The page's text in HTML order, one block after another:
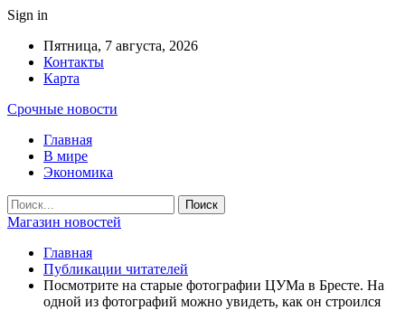
Sign in
Пятница, 7 августа, 2026
Контакты
Карта
Срочные новости
Главная
В мире
Экономика
Магазин новостей
Главная
Публикации читателей
Посмотрите на старые фотографии ЦУМа в Бресте. На
одной из фотографий можно увидеть, как он строился